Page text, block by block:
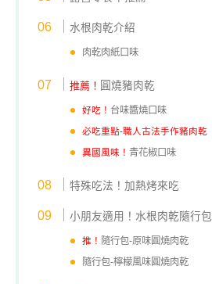
水根肉乾介紹
肉乾肉紙口味
推薦！ 圓燒豬肉乾
好吃！ 台味醬燒口味
必吃重點-職人古法手作豬肉乾
異國風味！青花椒口味
特殊吃法！加熱烤來吃
小朋友適用！水根肉乾隨行包
推！ 隨行包-原味圓燒肉乾
隨行包-檸檬風味圓燒肉乾